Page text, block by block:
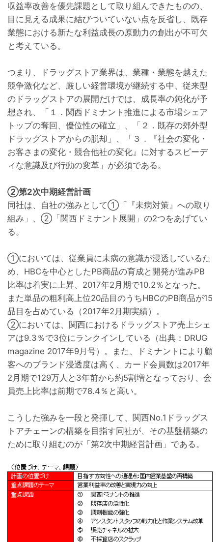
収益率改善を優先課題として取り組んできたものの、
目に見える成果に結びついていない点を反省し、既存
業態における新たな利益成長の原動力の創出が不可欠
と考えている。
つまり、ドラッグストア業界は、業種・業態を越えた
競争激化など、厳しい経営環境が継続する中、従来型
のドラッグストアの展開だけでは、成長率の鈍化が予
想され、「１．関西ドミナント推進による市場シェア
トップの奪回、優位性の確立」、「２．既存の郊外型
ドラッグストアからの脱却」、「３．『社会の変化・
お客さまの変化・競合他社の変化』に対するスピーデ
ィな意識及び行動の変革」が必須である。
②第2次中期経営計画
同社は、自社の強みとして①「『未病対策』への取り
組み」、②「関西ドミナント展開」の2つをあげてい
る。
①においては、従業員に未病の意識が浸透しているた
め、HBCを中心としたPB商品の育成と開発が進みPB
比率は着実に上昇、2017年2月期で10.2％となった。
また単品の粗利高上位20品目のうちHBCのPB商品が15
品目を占めている（2017年2月期実績）。
②においては、関西におけるドラッグストア売上シェ
アは9.3％で3位にランクインしている（出典：DRUG
magazine 2017年9月号）。また、ドミナントにより顧
客へのブランド浸透度は高く、カード会員数は2017年
2月期で129万人と3年前から約5割増となっており、会
員売上比率は前期で78.4％と高い。
こうした強みを一段と発揮して、関西No.1ドラッグス
トアチェーンの構築を目指す同社が、その基盤構築の
ために取り組むのが「第2次中期経営計画」である。